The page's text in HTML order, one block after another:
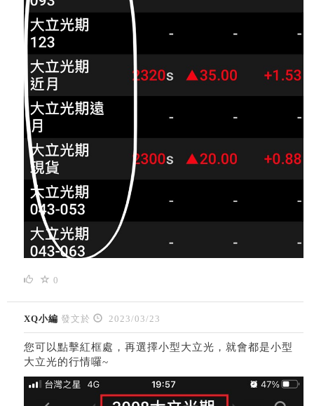
0
XQ小編 發文於 2023/03/23
您可以點擊紅框處，再選擇小型大立光，就會都是小型
大立光的行情囉~